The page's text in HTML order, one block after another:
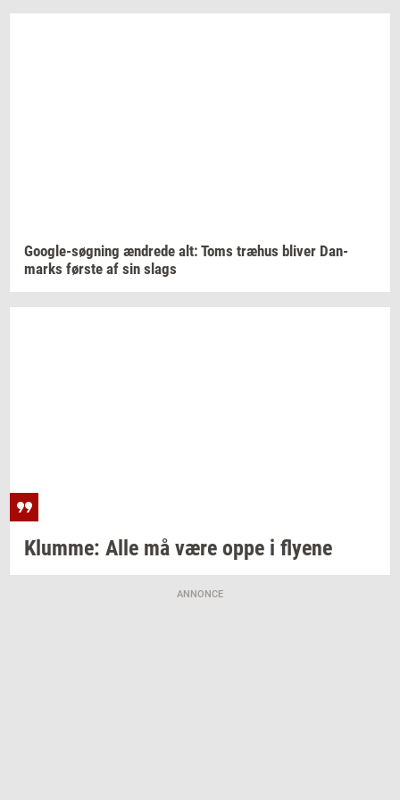
Google-​søgning æn­dre­de alt: Toms træhus bli­ver Dan­
marks før­ste af sin slags
Klum­me: Alle må være oppe i fly­e­ne
ANNONCE